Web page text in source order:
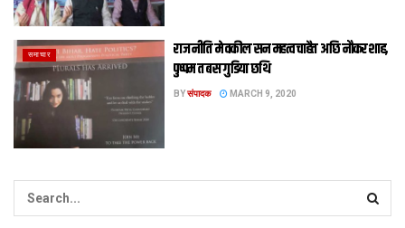
समाचार
राजनीति मे वकील सन महत्‍व चाहैत अछि नौकरशाह,
पुष्‍पम त बस गुडिया छथि
BYसंपादक MARCH 9, 2020